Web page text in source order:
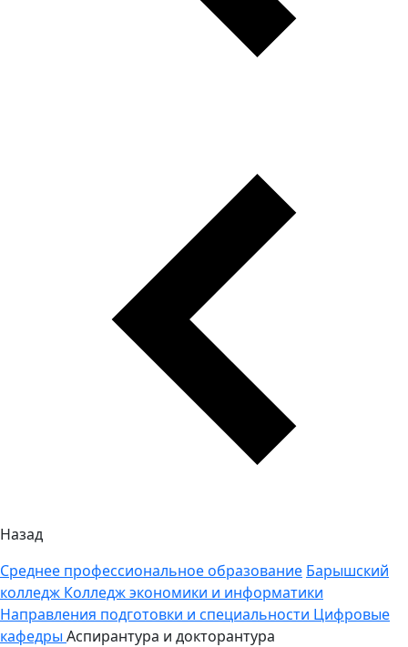
Назад
Среднее профессиональное образование Барышский
колледж Колледж экономики и информатики
Направления подготовки и специальности Цифровые
кафедры Аспирантура и докторантура